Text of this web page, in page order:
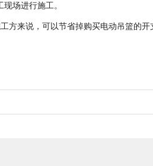
场进行施工。
方来说，可以节省掉购买电动吊篮的开